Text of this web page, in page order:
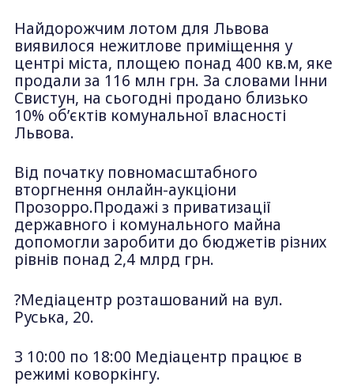
Найдорожчим лотом для Львова
виявилося нежитлове приміщення у
центрі міста, площею понад 400 кв.м, яке
продали за 116 млн грн. За словами Інни
Свистун, на сьогодні продано близько
10% об’єктів комунальної власності
Львова.
Від початку повномасштабного
вторгнення онлайн-аукціони
Прозорро.Продажі з приватизації
державного і комунального майна
допомогли заробити до бюджетів різних
рівнів понад 2,4 млрд грн.
?Медіацентр розташований на вул.
Руська, 20.
З 10:00 по 18:00 Медіацентр працює в
режимі коворкінгу.